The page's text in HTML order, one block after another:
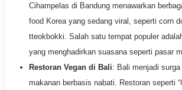
Cihampelas di Bandung menawarkan
food Korea yang sedang viral, seperti corn
tteokbokki. Salah satu tempat populer
yang menghadirkan suasana seperti pasar
Restoran Vegan di Bali: Bali menjadi
makanan berbasis nabati. Restoran seperti